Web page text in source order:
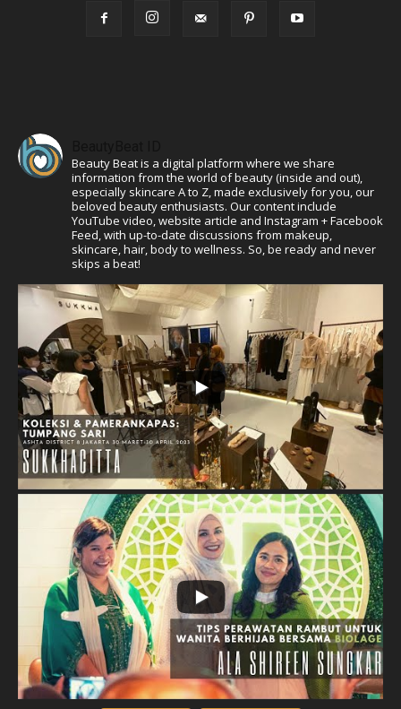
Beauty Beat is a digital platform where we share
information from the world of beauty (inside and out),
especially skincare A to Z, made exclusively for you, our
beloved beauty enthusiasts. Our content include
YouTube video, website article and Instagram + Facebook
Feed, with up-to-date discussions from makeup,
skincare, hair, body to wellness. So, be ready and never
skips a beat!